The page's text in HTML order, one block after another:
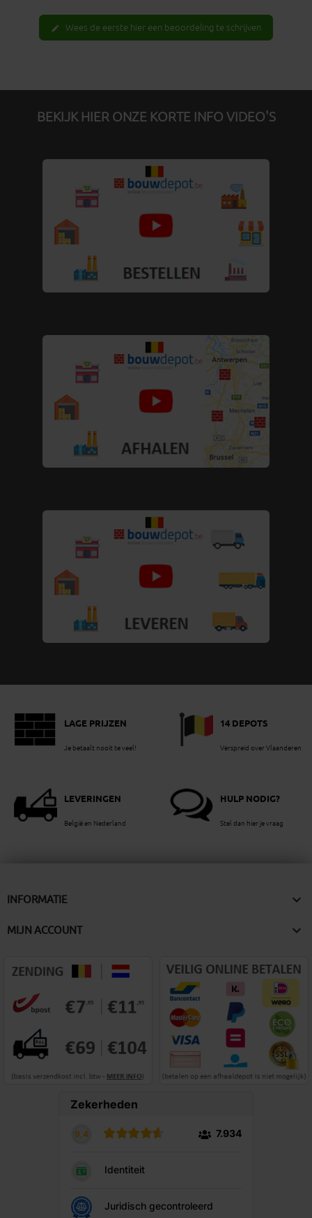
edit Wees de eerste hier een beoordeling te schrijven
BEKIJK HIER ONZE KORTE INFO VIDEO'S
LAGE PRIJZEN
Je betaalt nooit te veel!
14 DEPOTS
Verspreid over Vlaanderen
LEVERINGEN
België en Nederland
HULP NODIG?
Stel dan hier je vraag
INFORMATIE 
MIJN ACCOUNT 